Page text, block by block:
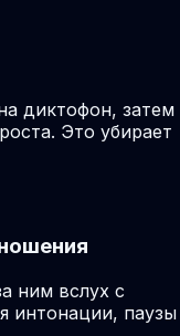
диктофон, затем
Это убирает
ним вслух с
интонации, паузы